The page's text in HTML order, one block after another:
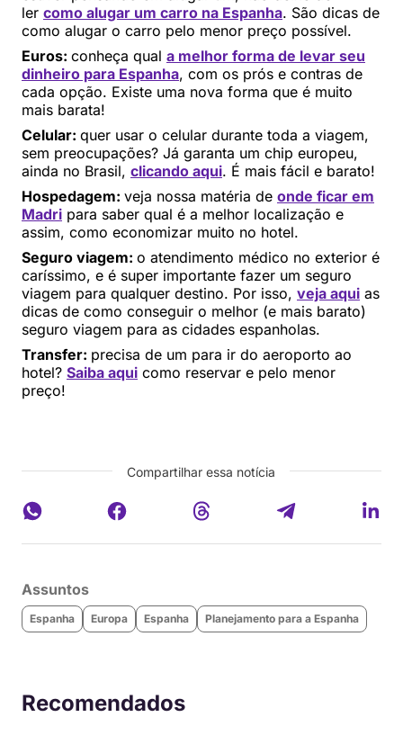
ler como alugar um carro na Espanha. São dicas de
como alugar o carro pelo menor preço possível.
Euros: conheça qual a melhor forma de levar seu
dinheiro para Espanha, com os prós e contras de
cada opção. Existe uma nova forma que é muito
mais barata!
Celular: quer usar o celular durante toda a viagem,
sem preocupações? Já garanta um chip europeu,
ainda no Brasil, clicando aqui. É mais fácil e barato!
Hospedagem: veja nossa matéria de onde ficar em
Madri para saber qual é a melhor localização e
assim, como economizar muito no hotel.
Seguro viagem: o atendimento médico no exterior é
caríssimo, e é super importante fazer um seguro
viagem para qualquer destino. Por isso, veja aqui as
dicas de como conseguir o melhor (e mais barato)
seguro viagem para as cidades espanholas.
Transfer: precisa de um para ir do aeroporto ao
hotel? Saiba aqui como reservar e pelo menor
preço!
Compartilhar essa notícia
Assuntos
Espanha Europa Espanha Planejamento para a Espanha
Recomendados